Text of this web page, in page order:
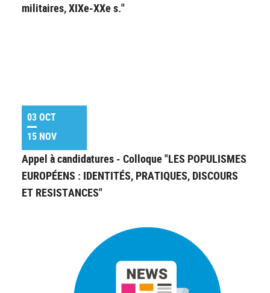
militaires, XIXe-XXe s."
03 OCT
15 NOV
Appel à candidatures - Colloque "LES POPULISMES
EUROPÉENS : IDENTITÉS, PRATIQUES, DISCOURS
ET RESISTANCES"